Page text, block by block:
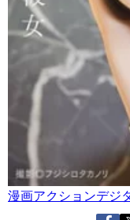
漫画アクションデジ